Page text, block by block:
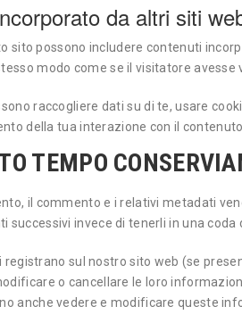
da altri siti
sito possono includere contenuti
modo come se il visitatore avesse
raccogliere dati su di te, usare
della tua interazione con il
TEMPO
il commento e i relativi metadati
successivi invece di tenerli in una coda
registrano sul nostro sito web (se
o cancellare le loro
anche vedere e modificare queste